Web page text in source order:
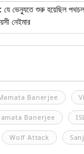
শুরু হয়েছিল পথচলা,
নেইমার
Banerjee
Banerjee
Wolf Attack